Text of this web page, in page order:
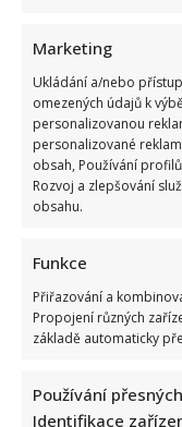
Marketing
Ukládání a/nebo
omezených údajů k
personalizovanou
personalizované
obsah, Používání
Rozvoj a zlepšování
obsahu.
Funkce
Přiřazování a
Propojení různých
základě automaticky
Používání
Identifikace